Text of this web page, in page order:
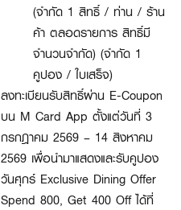
(จำกัด 1 สิทธิ์ / ท่าน / ร้าน
ค้า ตลอดรายการ สิทธิ์มี
จำนวนจำกัด) (จำกัด 1
คูปอง / ใบเสร็จ)
ลงทะเบียนรับสิทธิ์ผ่าน E-Coupon
บน M Card App ตั้งแต่วันที่ 3
กรกฎาคม 2569 – 14 สิงหาคม
2569 เพื่อนำมาแสดงและรับคูปอง
วันศุกร์ Exclusive Dining Offer
Spend 800, Get 400 Off ได้ที่